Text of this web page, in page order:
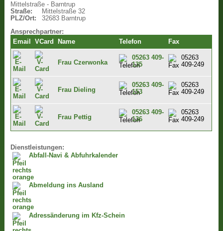
Mittelstraße - Barntrup
Straße:
Mittelstraße 32
PLZ/Ort:
32683 Barntrup
Ansprechpartner:
Email
VCard Name Telefon Fax
Frau Czerwonka
05263 409-
135
05263
409-249
Frau Dieling
05263 409-
153
05263
409-249
Frau Pettig
05263 409-
136
05263
409-249
Dienstleistungen:
Abfall-Navi & Abfuhrkalender
Abmeldung ins Ausland
Adressänderung im Kfz-Schein